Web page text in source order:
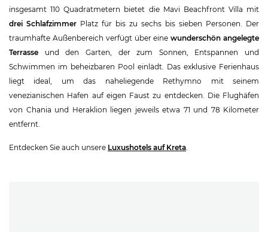
insgesamt 110 Quadratmetern bietet die Mavi Beachfront Villa mit
drei Schlafzimmer Platz für bis zu sechs bis sieben Personen. Der
traumhafte Außenbereich verfügt über einewunderschön angelegte
Terrasse und den Garten, der zum Sonnen, Entspannen und
Schwimmen im beheizbaren Pool einlädt. Das exklusive Ferienhaus
liegt ideal, um das naheliegende Rethymno mit seinem
venezianischen Hafen auf eigen Faust zu entdecken. Die Flughäfen
von Chania und Heraklion liegen jeweils etwa 71 und 78 Kilometer
entfernt.
Entdecken Sie auch unsere Luxushotels auf Kreta